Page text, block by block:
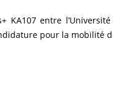
entre
pour la mobilité